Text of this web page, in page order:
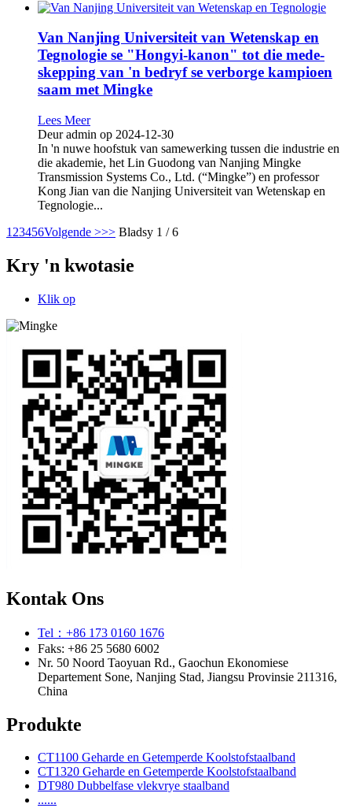
Van Nanjing Universiteit van Wetenskap en
Tegnologie se "Hongyi-kanon" tot die mede-
skepping van 'n bedryf se verborge kampioen
saam met Mingke
Lees Meer
Deur admin op 2024-12-30
In 'n nuwe hoofstuk van samewerking tussen die industrie en
die akademie, het Lin Guodong van Nanjing Mingke
Transmission Systems Co., Ltd. (“Mingke”) en professor
Kong Jian van die Nanjing Universiteit van Wetenskap en
Tegnologie...
1 23456Volgende >>> Bladsy 1 / 6
Kry 'n kwotasie
Klik op
Kontak Ons
Tel：+86 173 0160 1676
Faks: +86 25 5680 6002
Nr. 50 Noord Taoyuan Rd., Gaochun Ekonomiese
Departement Sone, Nanjing Stad, Jiangsu Provinsie 211316,
China
Produkte
CT1100 Geharde en Getemperde Koolstofstaalband
CT1320 Geharde en Getemperde Koolstofstaalband
DT980 Dubbelfase vlekvrye staalband
......